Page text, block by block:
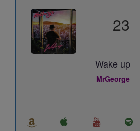
23
Wake up
MrGeorge